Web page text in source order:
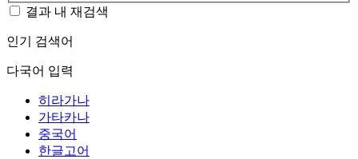
결과 내 재검색
인기 검색어
다국어 입력
히라가나
가타카나
중국어
한글고어